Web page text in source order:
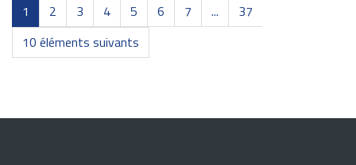
1 2 3 4 5 6 7 ...
37
10 éléments suivants